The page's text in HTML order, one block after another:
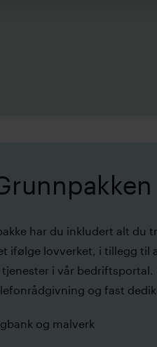
har du inkludert alt du
ifølge lovverket, i tillegg til
tjenester i vår bedriftsportal.
og fast
og malverk